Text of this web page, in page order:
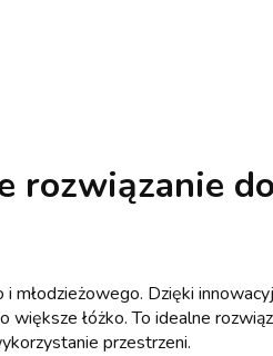
rozwiązanie
Dzięki
łóżko. To idealne
przestrzeni.